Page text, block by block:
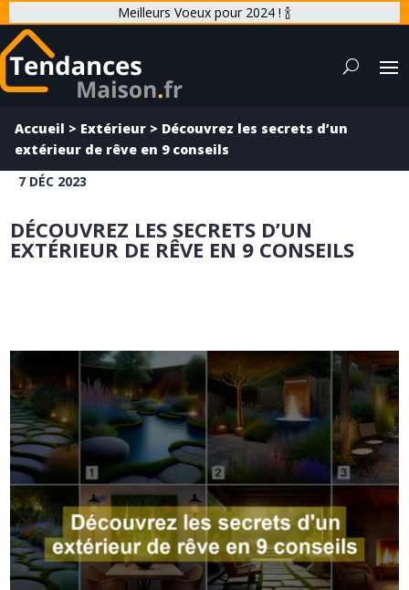
Meilleurs Voeux pour 2024 ! 🍾
Accueil > Extérieur > Découvrez les secrets d’un
extérieur de rêve en 9 conseils
7 DÉC 2023
DÉCOUVREZ LES SECRETS D’UN
EXTÉRIEUR DE RÊVE EN 9 CONSEILS